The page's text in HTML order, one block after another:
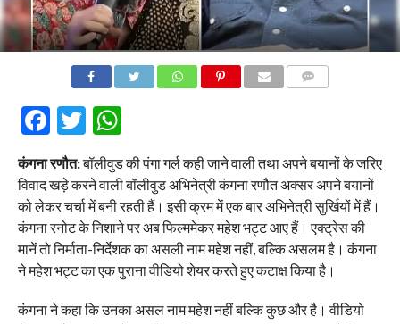
Facebook
Twitter
WhatsApp
कंगना रणौत:बॉलीवुड की पंगा गर्ल कही जाने वाली तथा अपने बयानों के जरिए
विवाद खड़े करने वाली बॉलीवुड अभिनेत्री कंगना रणौत अक्सर अपने बयानों
को लेकर चर्चा में बनी रहती हैं। इसी क्रम में एक बार अभिनेत्री सुर्खियों में हैं।
कंगना रनोट के निशाने पर अब फिल्ममेकर महेश भट्ट आए हैं। एक्ट्रेस की
मानें तो निर्माता-निर्देशक का असली नाम महेश नहीं, बल्कि असलम है। कंगना
ने महेश भट्ट का एक पुराना वीडियो शेयर करते हुए कटाक्ष किया है।
कंगना ने कहा कि उनका असल नाम महेश नहीं बल्कि कुछ और है। वीडियो